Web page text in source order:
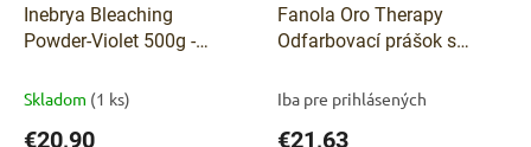
Inebrya Bleaching
Powder‑Violet 500g -
odfarbovací prášok
Skladom (1 ks)
€20,90
Fanola Oro Therapy
Odfarbovací prášok s
500g
Iba pre prihlásených
€21,63